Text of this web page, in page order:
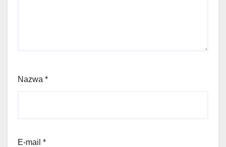
Nazwa *
E-mail *